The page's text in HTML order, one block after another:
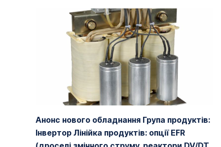
Анонс нового обладнання Група продуктів:
Інвертор Лінійка продуктів: опції EFR